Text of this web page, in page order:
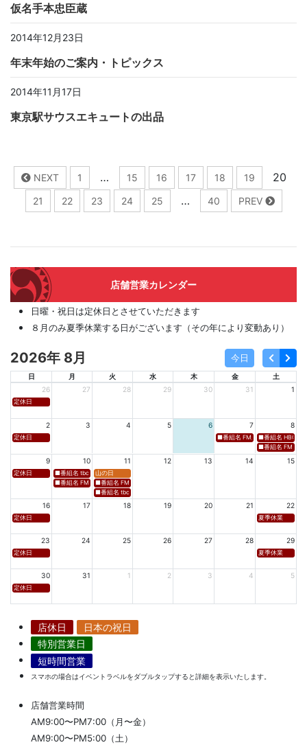
仮名手本忠臣蔵
2014年12月23日
年末年始のご案内・トピックス
2014年11月17日
東京駅サウスエキュートの出品
NEXT 1 … 15 16 17 18 19 20
21 22 23 24 25 … 40 PREV
店舗営業カレンダー
日曜・祝日は定休日とさせていただきます
８月のみ夏季休業する日がございます（その年により変動あり）
2026年 8月 今日
日 月 火 水 木 金
土
26
27 28 29 30 31 1
定休日
2 3 4 5 6 7 8
定休日 ■番組名 FM新潟「SOUND
■番組名 HBC北
■番組名 FM 福
9 10 11 12 13 14 15
定休日 ■番組名 tbcラジオ「en∞Voyage(エン・ボヤージュ)」 ■放送日時 https://www.tbc-
山の日
■番組名 FM秋田「mix」 ■放送日時 https://www.fm-akita.co.jp/program/ ※黒沢 薫、安岡
■番組名 FM山形「WAVE4yamagata EXCEED」 ■放送日時 https://
■番組名 tbc東北放送「ウォッチン！みやぎ」 ■放送日時 https://www.tbc-
16 17 18 19 20 21 22
定休日 夏季休業
23 24 25 26 27 28 29
定休日 夏季休業
30 31 1 2 3 4 5
定休日
店休日
日本の祝日
特別営業日
短時間営業
スマホの場合はイベントラベルをダブルタップすると詳細を表示いたします。
店舗営業時間
AM9:00〜PM7:00（月〜金）
AM9:00〜PM5:00（土）